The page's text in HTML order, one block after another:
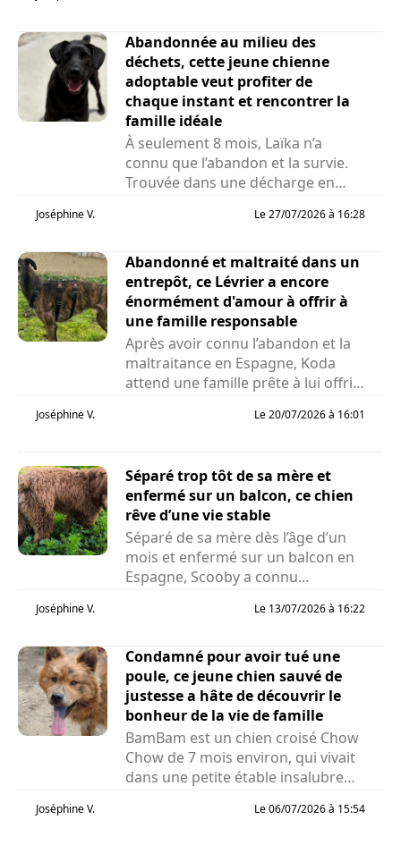
Abandonnée au milieu des
déchets, cette jeune chienne
adoptable veut profiter de
chaque instant et rencontrer la
famille idéale
À seulement 8 mois, Laïka n’a
connu que l’abandon et la survie.
Trouvée dans une décharge en
Joséphine V. Le 27/07/2026 à 16:28
Abandonné et maltraité dans un
entrepôt, ce Lévrier a encore
énormément d'amour à offrir à
une famille responsable
Après avoir connu l’abandon et la
maltraitance en Espagne, Koda
attend une famille prête à lui offrir
Joséphine V. Le 20/07/2026 à 16:01
Séparé trop tôt de sa mère et
enfermé sur un balcon, ce chien
rêve d’une vie stable
Séparé de sa mère dès l’âge d’un
mois et enfermé sur un balcon en
Espagne, Scooby a connu...
Joséphine V. Le 13/07/2026 à 16:22
Condamné pour avoir tué une
poule, ce jeune chien sauvé de
justesse a hâte de découvrir le
bonheur de la vie de famille
BamBam est un chien croisé Chow
Chow de 7 mois environ, qui vivait
dans une petite étable insalubre
Joséphine V. Le 06/07/2026 à 15:54